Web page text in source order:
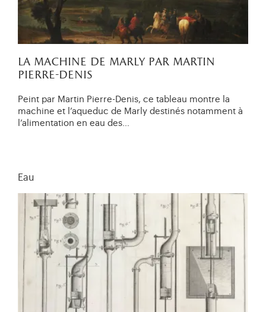
la machine de marly par martin
pierre-denis
Peint par Martin Pierre-Denis, ce tableau montre la
machine et l’aqueduc de Marly destinés notamment à
l’alimentation en eau des…
Eau